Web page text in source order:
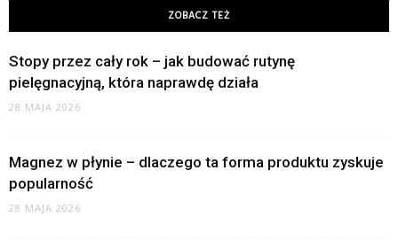
ZOBACZ TEŻ
Stopy przez cały rok – jak budować rutynę
pielęgnacyjną, która naprawdę działa
28 MAJA 2026
Magnez w płynie – dlaczego ta forma produktu zyskuje
popularność
28 MAJA 2026